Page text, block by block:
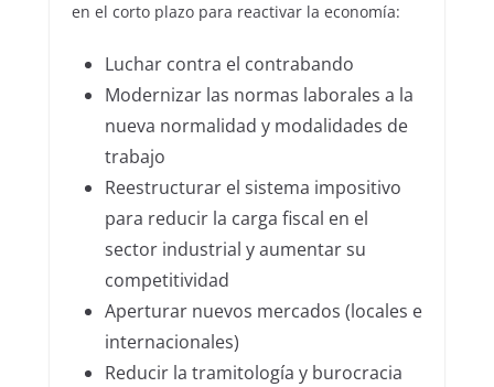
en el corto plazo para reactivar la economía:
Luchar contra el contrabando
Modernizar las normas laborales a la
nueva normalidad y modalidades de
trabajo
Reestructurar el sistema impositivo
para reducir la carga fiscal en el
sector industrial y aumentar su
competitividad
Aperturar nuevos mercados (locales e
internacionales)
Reducir la tramitología y burocracia